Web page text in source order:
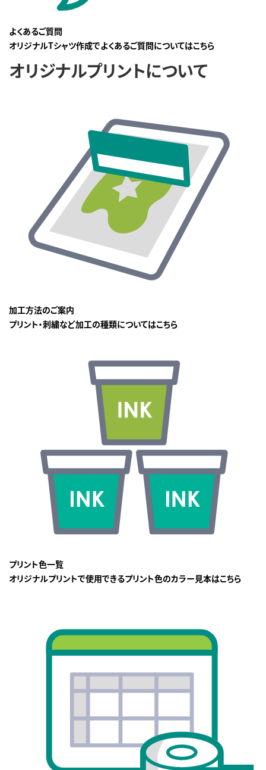
よくあるご質問
オリジナルTシャツ作成でよくあるご質問についてはこちら
オリジナルプリントについて
加工方法のご案内
プリント・刺繍など加工の種類についてはこちら
プリント色一覧
オリジナルプリントで使用できるプリント色のカラー見本はこちら